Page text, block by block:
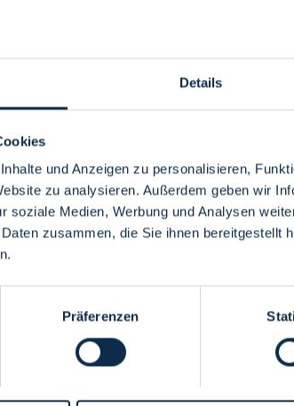
Details
und Anzeigen zu personalisieren,
zu analysieren. Außerdem geben wir
soziale Medien, Werbung und Analysen
zusammen, die Sie ihnen bereitgestellt
Präferenzen
Menü